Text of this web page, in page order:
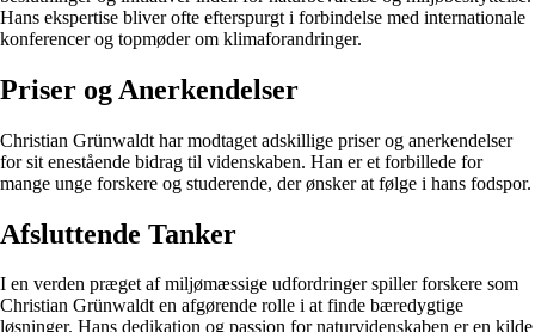
Hans ekspertise bliver ofte efterspurgt i forbindelse med internationale
konferencer og topmøder om klimaforandringer.
Priser og Anerkendelser
Christian Grünwaldt har modtaget adskillige priser og anerkendelser
for sit enestående bidrag til videnskaben. Han er et forbillede for
mange unge forskere og studerende, der ønsker at følge i hans fodspor.
Afsluttende Tanker
I en verden præget af miljømæssige udfordringer spiller forskere som
Christian Grünwaldt en afgørende rolle i at finde bæredygtige
løsninger. Hans dedikation og passion for naturvidenskaben er en kilde